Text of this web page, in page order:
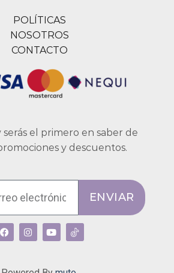
POLÍTICAS
NOSOTROS
CONTACTO
el primero en saber de
y descuentos.
ENVIAR